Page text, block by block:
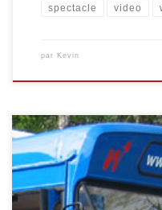
spectacle video
par Kevin
La Ville de Malmedy
technologies et à Internet